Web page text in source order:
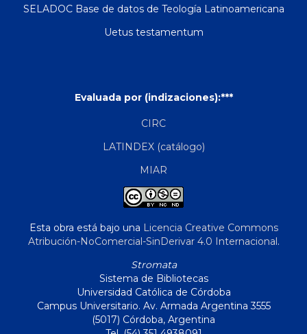
SELADOC Base de datos de Teología Latinoamericana
Uetus testamentum
Evaluada por (indizaciones):***
CIRC
LATINDEX (catálogo)
MIAR
Esta obra está bajo una Licencia Creative Commons
Atribución-NoComercial-SinDerivar 4.0 Internacional.
Stromata
Sistema de Bibliotecas
Universidad Católica de Córdoba
Campus Universitario. Av. Armada Argentina 3555
(5017) Córdoba, Argentina